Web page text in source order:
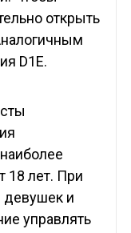
открыть
D1E.
18 лет. При
девушек и
управлять